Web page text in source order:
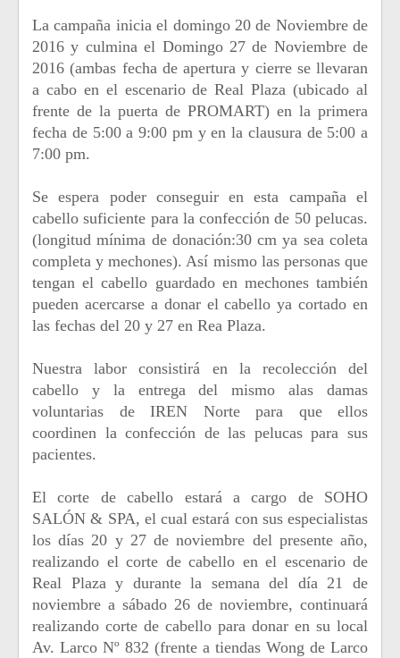
La campaña inicia el domingo 20 de Noviembre de
2016 y culmina el Domingo 27 de Noviembre de
2016 (ambas fecha de apertura y cierre se llevaran
a cabo en el escenario de Real Plaza (ubicado al
frente de la puerta de PROMART) en la primera
fecha de 5:00 a 9:00 pm y en la clausura de 5:00 a
7:00 pm.
Se espera poder conseguir en esta campaña el
cabello suficiente para la confección de 50 pelucas.
(longitud mínima de donación:30 cm ya sea coleta
completa y mechones). Así mismo las personas que
tengan el cabello guardado en mechones también
pueden acercarse a donar el cabello ya cortado en
las fechas del 20 y 27 en Rea Plaza.
Nuestra labor consistirá en la recolección del
cabello y la entrega del mismo alas damas
voluntarias de IREN Norte para que ellos
coordinen la confección de las pelucas para sus
pacientes.
El corte de cabello estará a cargo de SOHO
SALÓN & SPA, el cual estará con sus especialistas
los días 20 y 27 de noviembre del presente año,
realizando el corte de cabello en el escenario de
Real Plaza y durante la semana del día 21 de
noviembre a sábado 26 de noviembre, continuará
realizando corte de cabello para donar en su local
Av. Larco Nº 832 (frente a tiendas Wong de Larco